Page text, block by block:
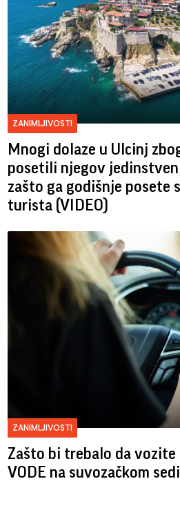
ZANIMLJIVOSTI
Mnogi dolaze u Ulcinj
posetili njegov
zašto ga godišnje posete
turista (VIDEO)
ZANIMLJIVOSTI
Zašto bi trebalo da vozite
VODE na suvozačkom